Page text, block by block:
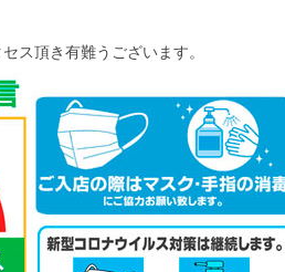
ス頂き有難うございます。